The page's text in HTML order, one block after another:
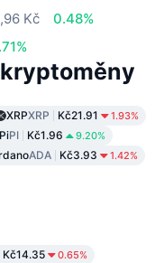
Kč
0.48%
XRPXRP Kč21.91 1.93%
PiPI Kč1.96 9.20%
ADA Kč3.93 1.42%
Kč14.35 0.65%